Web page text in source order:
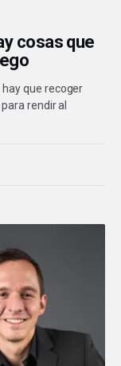
cosas que
que recoger
rendir al